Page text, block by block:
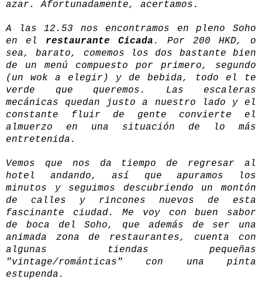
azar. Afortunadamente, acertamos.
A las 12.53 nos encontramos en pleno Soho
en el restaurante Cicada . Por 200 HKD, o
sea, barato, comemos los dos bastante bien
de un menú compuesto por primero, segundo
(un wok a elegir) y de bebida, todo el te
verde que queremos. Las escaleras
mecánicas quedan justo a nuestro lado y el
constante fluir de gente convierte el
almuerzo en una situación de lo más
entretenida.
Vemos que nos da tiempo de regresar al
hotel andando, así que apuramos los
minutos y seguimos descubriendo un montón
de calles y rincones nuevos de esta
fascinante ciudad. Me voy con buen sabor
de boca del Soho, que además de ser una
animada zona de restaurantes, cuenta con
algunas tiendas pequeñas
"vintage/románticas" con una pinta
estupenda.